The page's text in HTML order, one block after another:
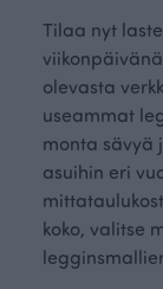
Tilaa nyt
olevasta
useammat
monta sävyä
asuihin eri
koko, valitse